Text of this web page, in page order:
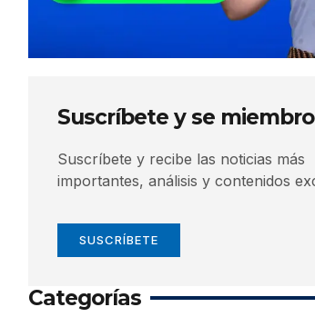
Suscríbete y se miembro
Suscríbete y recibe las noticias más
importantes, análisis y contenidos
SUSCRÍBETE
Categorías